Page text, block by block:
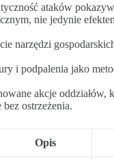
ataków
nie jedynie
narzędzi
i podpalenia jako
akcje oddziałów,
ostrzeżenia.
Opis